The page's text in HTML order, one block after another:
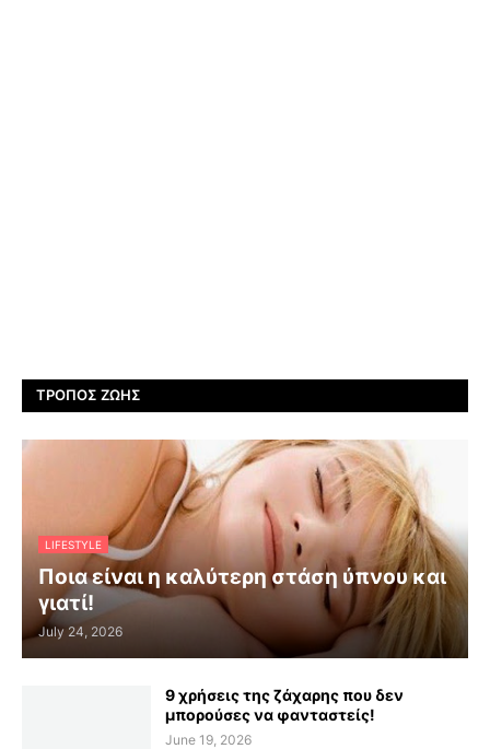
ΤΡΌΠΟΣ ΖΩΉΣ
LIFESTYLE
Ποια είναι η καλύτερη στάση ύπνου και
γιατί!
July 24, 2026
9 χρήσεις της ζάχαρης που δεν
μπορούσες να φανταστείς!
June 19, 2026